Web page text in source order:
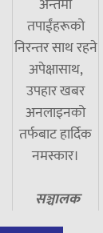
अन्तमा
तपाईंहरूको
निरन्तर साथ रहने
अपेक्षासाथ,
उपहार खबर
अनलाइनको
तर्फबाट हार्दिक
नमस्कार।
सञ्चालक